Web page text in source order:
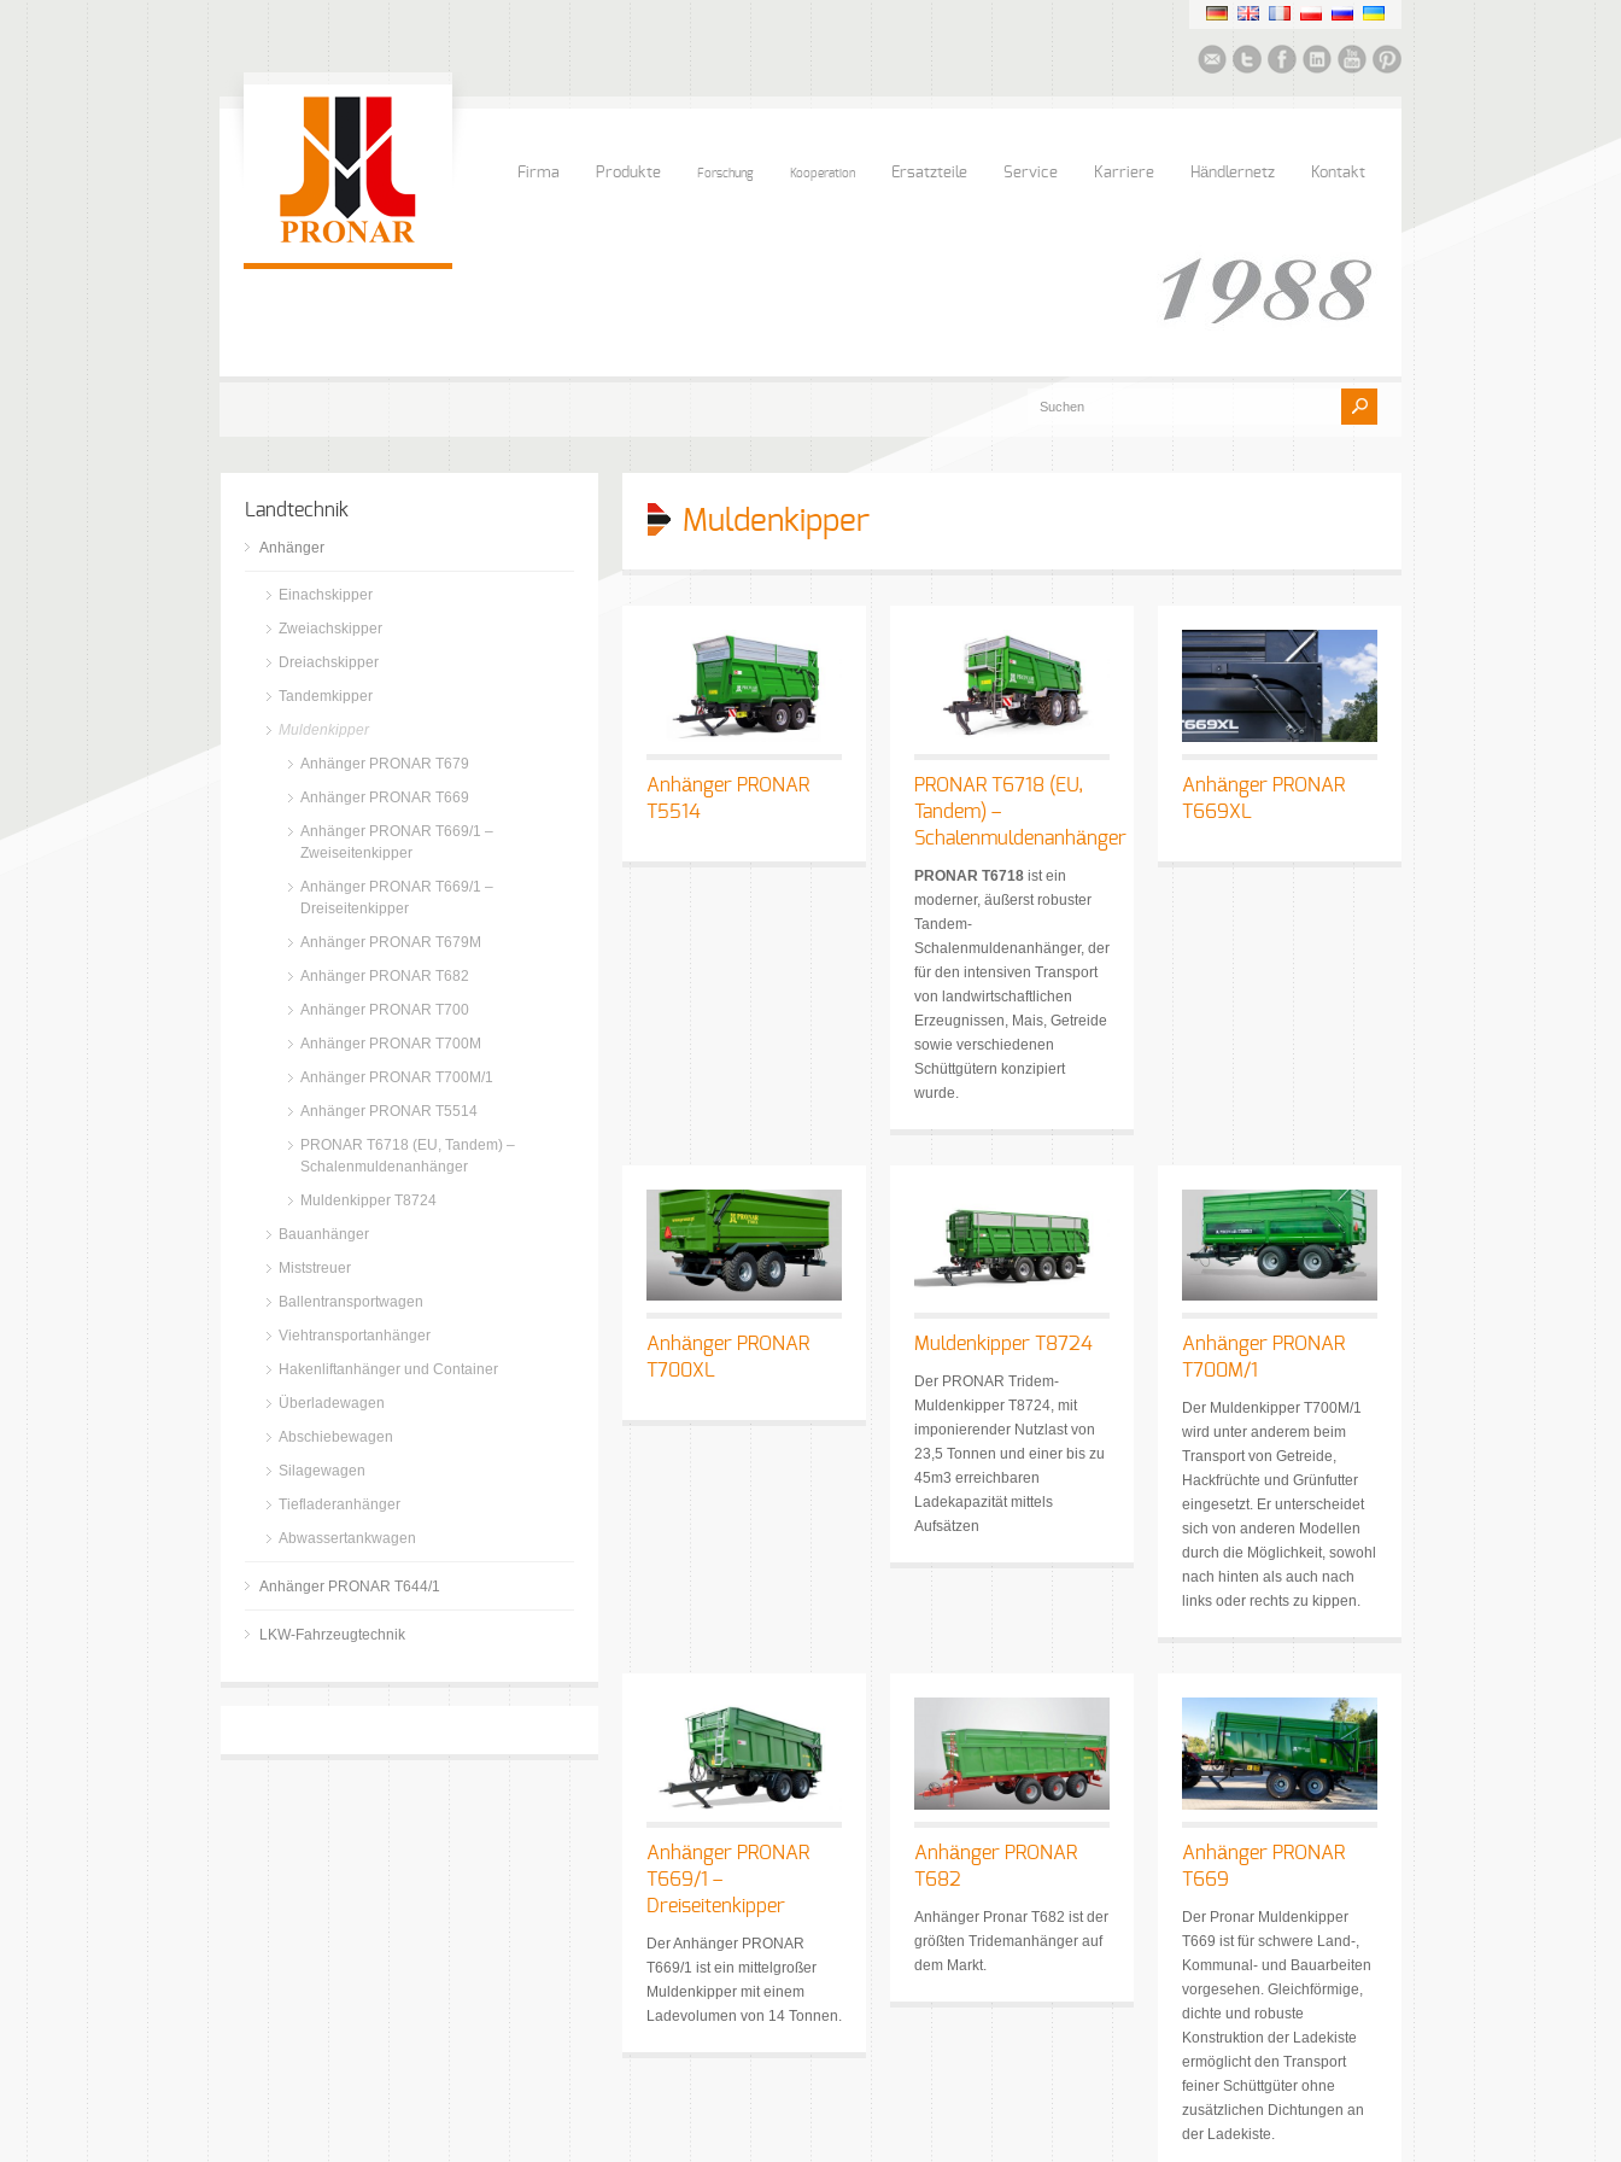
Firma Produkte Forschung Kooperation Ersatzteile Service Karriere Händlernetz Kontakt
Muldenkipper
Anhänger PRONAR
T5514
PRONAR T6718 (EU,
Tandem) –
Schalenmuldenanhänger
PRONAR T6718 ist ein
moderner, äußerst robuster
Tandem-
Schalenmuldenanhänger, der
für den intensiven Transport
von landwirtschaftlichen
Erzeugnissen, Mais, Getreide
sowie verschiedenen
Schüttgütern konzipiert
wurde.
Anhänger PRONAR
T669XL
Anhänger PRONAR
T700XL
Muldenkipper T8724
Der PRONAR Tridem-
Muldenkipper T8724, mit
imponierender Nutzlast von
23,5 Tonnen und einer bis zu
45m3 erreichbaren
Ladekapazität mittels
Aufsätzen
Anhänger PRONAR
T700M/1
Der Muldenkipper T700M/1
wird unter anderem beim
Transport von Getreide,
Hackfrüchte und Grünfutter
eingesetzt. Er unterscheidet
sich von anderen Modellen
durch die Möglichkeit, sowohl
nach hinten als auch nach
links oder rechts zu kippen.
Anhänger PRONAR
T669/1 –
Dreiseitenkipper
Der Anhänger PRONAR
T669/1 ist ein mittelgroßer
Muldenkipper mit einem
Ladevolumen von 14 Tonnen.
Anhänger PRONAR
T682
Anhänger Pronar T682 ist der
größten Tridemanhänger auf
dem Markt.
Anhänger PRONAR
T669
Der Pronar Muldenkipper
T669 ist für schwere Land-,
Kommunal- und Bauarbeiten
vorgesehen. Gleichförmige,
dichte und robuste
Konstruktion der Ladekiste
ermöglicht den Transport
feiner Schüttgüter ohne
zusätzlichen Dichtungen an
der Ladekiste.
Landtechnik
Anhänger
Einachskipper
Zweiachskipper
Dreiachskipper
Tandemkipper
Muldenkipper
Anhänger PRONAR T679
Anhänger PRONAR T669
Anhänger PRONAR T669/1 –
Zweiseitenkipper
Anhänger PRONAR T669/1 –
Dreiseitenkipper
Anhänger PRONAR T679M
Anhänger PRONAR T682
Anhänger PRONAR T700
Anhänger PRONAR T700M
Anhänger PRONAR T700M/1
Anhänger PRONAR T5514
PRONAR T6718 (EU, Tandem) –
Schalenmuldenanhänger
Muldenkipper T8724
Bauanhänger
Miststreuer
Ballentransportwagen
Viehtransportanhänger
Hakenliftanhänger und Container
Überladewagen
Abschiebewagen
Silagewagen
Tiefladeranhänger
Abwassertankwagen
Anhänger PRONAR T644/1
LKW-Fahrzeugtechnik